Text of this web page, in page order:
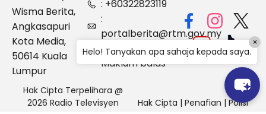
Wisma Berita,
Angkasapuri
Kota Media,
50614 Kuala
Lumpur
: +60322823119
:
portalberita@rtm.gov.my
: Aduan &
Maklum balas
Hak Cipta Terpelihara @
2026 Radio Televisyen
Hak Cipta | Penafian | Polisi
Helo! Tanyakan apa sahaja kepada saya.
×